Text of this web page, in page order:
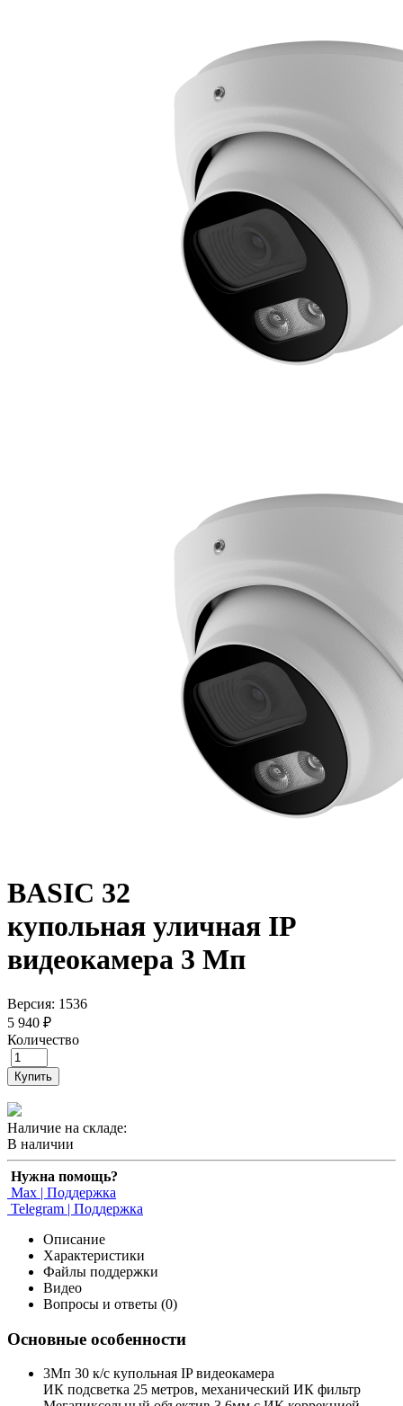
BASIC 32
купольная уличная IP
видеокамера 3 Мп
Версия: 1536
5 940 ₽
Количество
Купить
Наличие на складе:
В наличии
Нужна помощь?
Max | Поддержка
Telegram | Поддержка
Описание
Характеристики
Файлы поддержки
Видео
Вопросы и ответы (0)
Основные особенности
3Мп 30 к/с купольная IP видеокамера
ИК подсветка 25 метров, механический ИК фильтр